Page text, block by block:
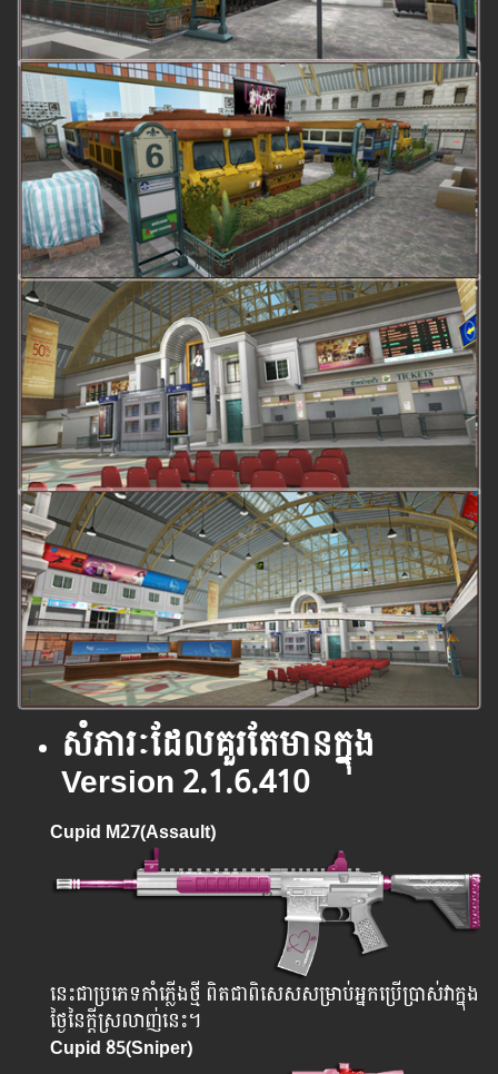
សំភារៈ​ដែល​គួរ​តែ​មាន​ក្នុង
Version 2.1.6.410
Cupid M27(Assault)
នេះជាប្រភេទកាំភ្លើងថ្មី ពិតជាពិសេសសម្រាប់អ្នកប្រើប្រាស់វាក្នុង
ថ្ងៃនៃក្តីស្រលាញ់នេះ។
Cupid 85(Sniper)